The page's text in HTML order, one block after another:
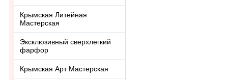
Крымская Литейная
Мастерская
Эксклюзивный сверхлегкий
фарфор
Крымская Арт Мастерская